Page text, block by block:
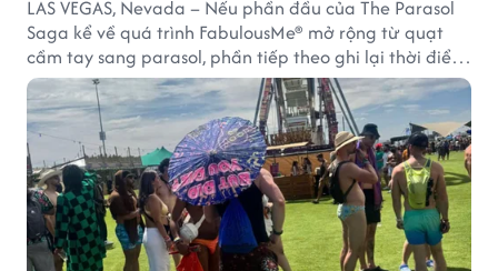
LAS VEGAS, Nevada – Nếu phần đầu của The Parasol
Saga kể về quá trình FabulousMe® mở rộng từ quạt
cầm tay sang parasol, phần tiếp theo ghi lại thời điểm
sản phẩm được thị trường đón nhận và dần vượt khỏi
công năng che nắng thông thường.